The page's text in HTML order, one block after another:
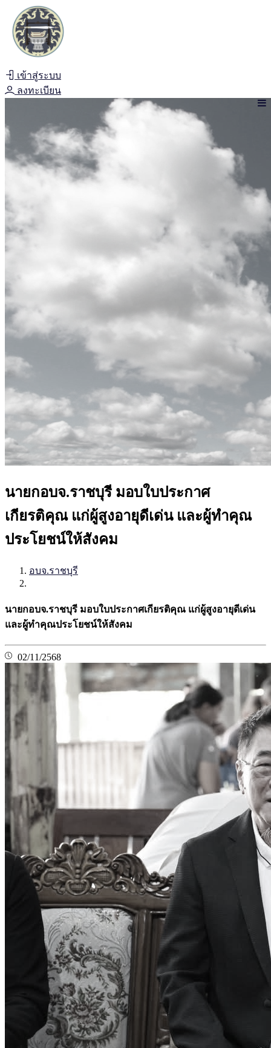
เข้าสู่ระบบ
ลงทะเบียน
นายกอบจ.ราชบุรี มอบใบประกาศ
เกียรติคุณ แก่ผู้สูงอายุดีเด่น และผู้ทำคุณ
ประโยชน์ให้สังคม
อบจ.ราชบุรี
นายกอบจ.ราชบุรี มอบใบประกาศเกียรติคุณ แก่ผู้สูงอายุดีเด่น
และผู้ทำคุณประโยชน์ให้สังคม
02/11/2568